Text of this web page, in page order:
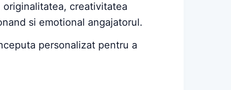
creativitatea
si emotional angajatorul.
personalizat pentru a